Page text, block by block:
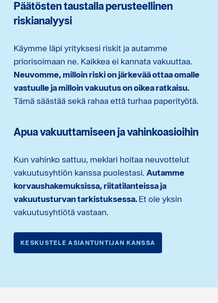
Päätösten taustalla perusteellinen
riskianalyysi
Käymme läpi yrityksesi riskit ja autamme
priorisoimaan ne. Kaikkea ei kannata vakuuttaa.
Neuvomme, milloin riski on järkevää ottaa omalle
vastuulle ja milloin vakuutus on oikea ratkaisu.
Tämä säästää sekä rahaa että turhaa paperityötä.
Apua vakuuttamiseen ja vahinkoasioihin
Kun vahinko sattuu, meklari hoitaa neuvottelut
vakuutusyhtiön kanssa puolestasi. Autamme
korvaushakemuksissa, riitatilanteissa ja
vakuutusturvan tarkistuksessa.Et ole yksin
vakuutusyhtiötä vastaan.
KESKUSTELE ASIANTUNTIJAN KANSSA